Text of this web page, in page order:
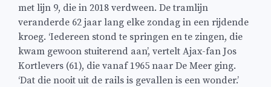
met lijn 9, die in 2018 verdween. De tramlijn
veranderde 62 jaar lang elke zondag in een rijdende
kroeg. ‘Iedereen stond te springen en te zingen, die
kwam gewoon stuiterend aan’, vertelt Ajax-fan Jos
Kortlevers (61), die vanaf 1965 naar De Meer ging.
‘Dat die nooit uit de rails is gevallen is een wonder.’